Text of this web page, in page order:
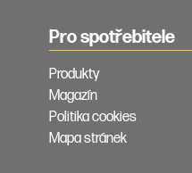
Pro spotřebitele
Produkty
Magazín
Politika cookies
Mapa stránek